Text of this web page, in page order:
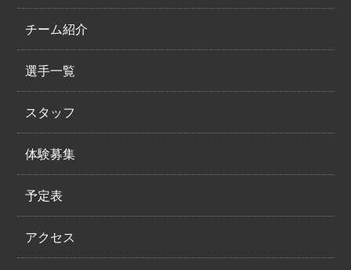
チーム紹介
選手一覧
スタッフ
体験募集
予定表
アクセス